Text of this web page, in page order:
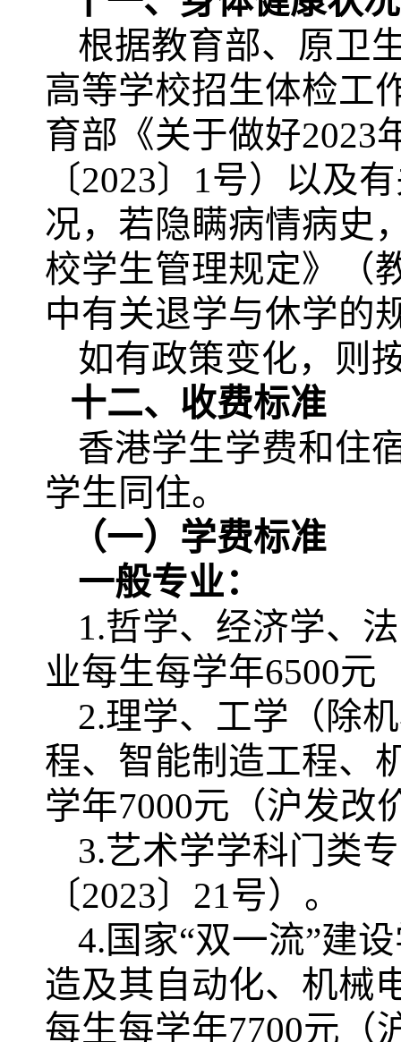
根据教育部、原卫
高等学校招生体检工
育部《关于做好2023
〔2023〕1号）以及
况，若隐瞒病情病史
校学生管理规定》（
中有关退学与休学的
如有政策变化，则
十二、收费标准
香港学生学费和住
学生同住。
（一）学费标准
一般专业：
1.哲学、经济学、
业每生每学年6500元
2.理学、工学（除
程、智能制造工程、
学年7000元（沪发改
3.艺术学学科门类
〔2023〕21号）。
4.国家“双一流”建
造及其自动化、机械
每生每学年7700元（